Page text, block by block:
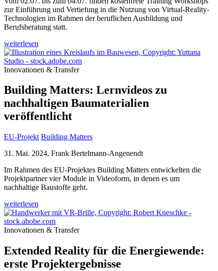
zur Einführung und Vertiefung in die Nutzung von Virtual-Reality-
Technologien im Rahmen der beruflichen Ausbildung und
Berufsberatung statt.
weiterlesen
Innovationen & Transfer
Building Matters: Lernvideos zu
nachhaltigen Baumaterialien
veröffentlicht
EU-Projekt Building Matters
31. Mai. 2024, Frank Bertelmann-Angenendt
Im Rahmen des EU-Projektes Building Matters entwickelten die
Projektpartner vier Module in Videoform, in denen es um
nachhaltige Baustoffe geht.
weiterlesen
Innovationen & Transfer
Extended Reality für die Energiewende:
erste Projektergebnisse